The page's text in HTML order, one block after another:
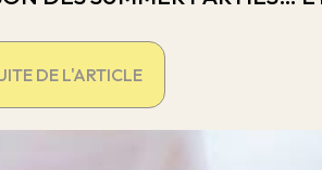
DE L'ARTICLE